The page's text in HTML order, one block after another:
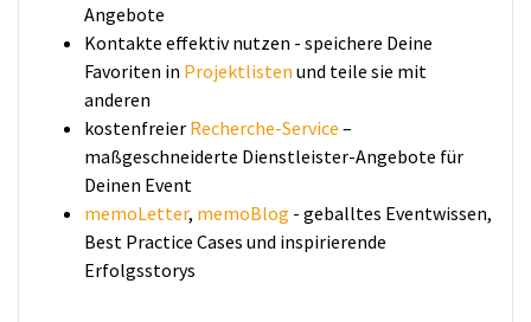
Angebote
Kontakte effektiv nutzen - speichere Deine
Favoriten in Projektlisten und teile sie mit
anderen
kostenfreier Recherche-Service –
maßgeschneiderte Dienstleister-Angebote für
Deinen Event
memoLetter, memoBlog - geballtes Eventwissen,
Best Practice Cases und inspirierende
Erfolgsstorys